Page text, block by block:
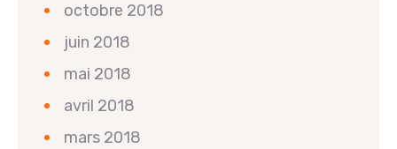
octobre 2018
juin 2018
mai 2018
avril 2018
mars 2018